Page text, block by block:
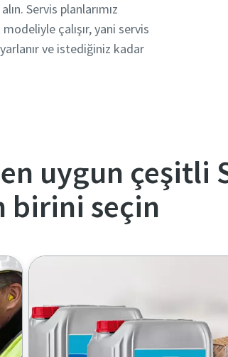
Servis planlarımız
çalışır, yani servis
ve istediğiniz kadar
uygun çeşitli
birini seçin